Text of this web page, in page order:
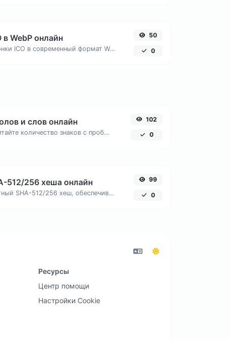
в WebP онлайн
Преобразуйте иконки ICO в современный формат WebP для использования в веб-разработке.
50
0
и слов онлайн
Мгновенно подсчитайте количество знаков с пробелами и без, число слов и строк в вашем тексте для SEO и копирайтинга.
102
0
512/256 хеша онлайн
Создайте компактный SHA-512/256 хеш, обеспечивающий 128-битную безопасность без избыточной длины вывода.
99
0
Ресурсы
Центр помощи
Настройки Cookie